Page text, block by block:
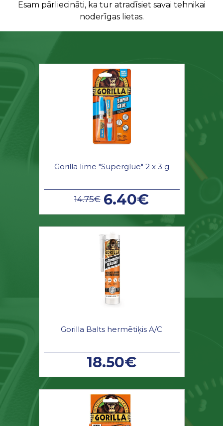
Esam pārliecināti, ka tur atradīsiet savai tehnikai
noderīgas lietas.
Gorilla līme "Superglue" 2 x 3 g
14.75€ 6.40€
Gorilla Balts hermētiķis A/C
18.50€